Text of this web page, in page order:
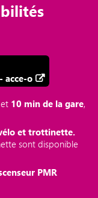
acce-o
10 min de la gare,
et trottinette.
sont disponible
PMR